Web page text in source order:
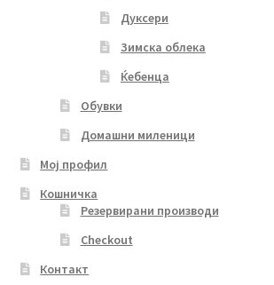
Дуксери
Зимска облека
Ќебенца
Обувки
Домашни миленици
Мој профил
Кошничка
Резервирани производи
Checkout
Контакт